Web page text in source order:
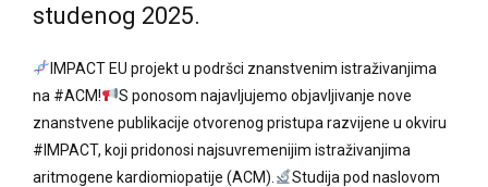
studenog 2025.
IMPACT EU projekt u podršci znanstvenim istraživanjima
na #ACM!
S ponosom najavljujemo objavljivanje nove
znanstvene publikacije otvorenog pristupa razvijene u okviru
#IMPACT, koji pridonosi najsuvremenijim istraživanjima
aritmogene kardiomiopatije (ACM).
Studija pod naslovom